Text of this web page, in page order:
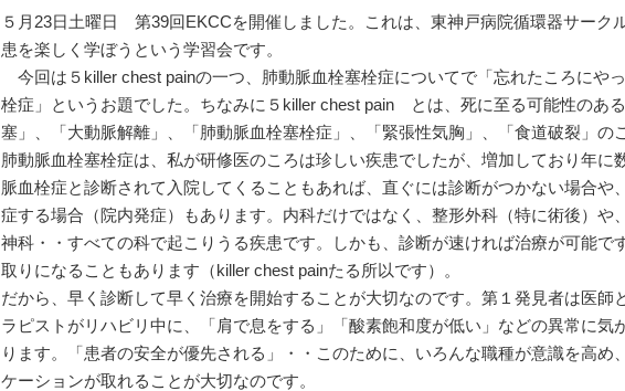
５月23日土曜日 第39回EKCCを開催しました。これは、東神戸病院循環器サーク
患を楽しく学ぼうという学習会です。
今回は５killer chest painの一つ、肺動脈血栓塞栓症についてで「忘れたころにや
栓症」というお題でした。ちなみに５killer chest pain とは、死に至る可能性のあ
塞」、「大動脈解離」、「肺動脈血栓塞栓症」、「緊張性気胸」、「食道破裂」の
肺動脈血栓塞栓症は、私が研修医のころは珍しい疾患でしたが、増加しており年に
脈血栓症と診断されて入院してくることもあれば、直ぐには診断がつかない場合や
症する場合（院内発症）もあります。内科だけではなく、整形外科（特に術後）や
神科・・すべての科で起こりうる疾患です。しかも、診断が速ければ治療が可能で
取りになることもあります（killer chest painたる所以です）。
だから、早く診断して早く治療を開始することが大切なのです。第１発見者は医師
ラピストがリハビリ中に、「肩で息をする」「酸素飽和度が低い」などの異常に気
ります。「患者の安全が優先される」・・このために、いろんな職種が意識を高め
ケーションが取れることが大切なのです。